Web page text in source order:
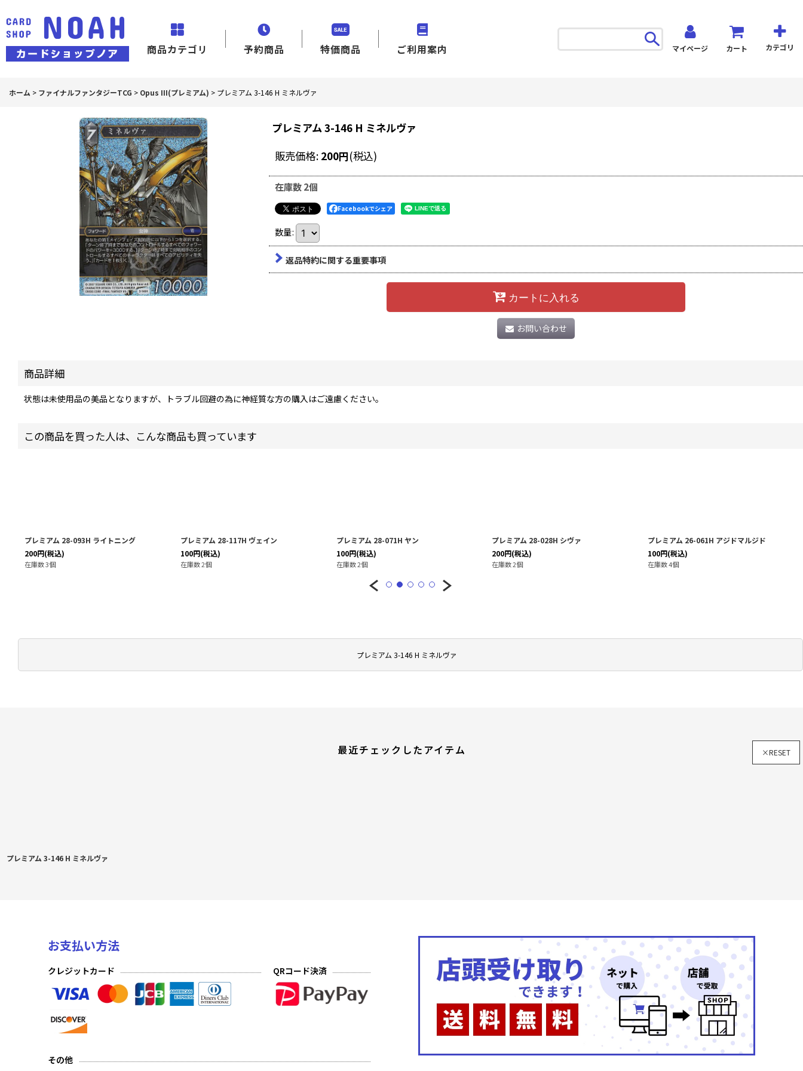
商品カテゴリ 予約商品 特価商品 ご利用案内 マイページ カート カテゴリ
ホーム > ファイナルファンタジーTCG > Opus III(プレミアム) > プレミアム 3-146 H ミネルヴァ
プレミアム 3-146 H ミネルヴァ
プレミアム 3-146 H ミネルヴァ
販売価格: 200円(税込)
在庫数 2個
Facebookでシェア
数量:
返品特約に関する重要事項
カートに入れる
お問い合わせ
商品詳細
状態は未使用品の美品となりますが、トラブル回避の為に神経質な方の購入はご遠慮ください。
この商品を買った人は、こんな商品も買っています
プレミアム 28-093H ライトニング
200円(税込)
在庫数 3個
プレミアム 28-117H ヴェイン
100円(税込)
在庫数 2個
プレミアム 28-071H ヤン
100円(税込)
在庫数 2個
プレミアム 28-028H シヴァ
200円(税込)
在庫数 2個
プレミアム 26-061H アジドマルジド
100円(税込)
在庫数 4個
最近チェックしたアイテム ×RESET
プレミアム 3-146 H ミネルヴァ
お支払い方法
クレジットカード QRコード決済
その他